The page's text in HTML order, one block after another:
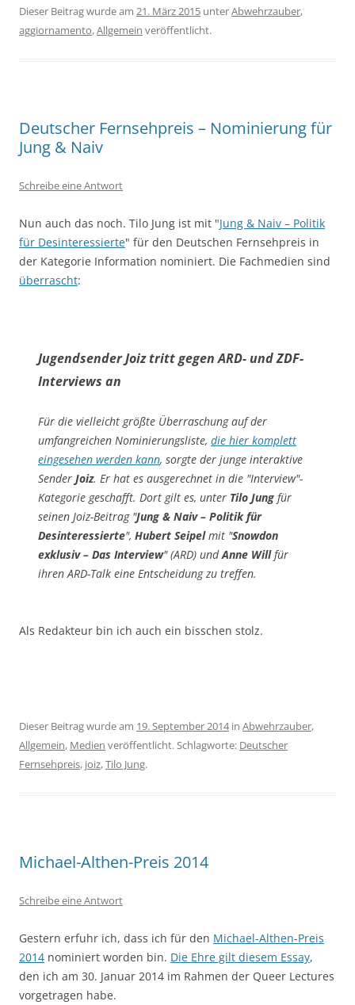
Dieser Beitrag wurde am 21. März 2015 unterAbwehrzauber,
aggiornamento,Allgemein veröffentlicht.
Deutscher Fernsehpreis – Nominierung für
Jung & Naiv
Schreibe eine Antwort
Nun auch das noch. Tilo Jung ist mit "Jung & Naiv – Politik
für Desinteressierte" für den Deutschen Fernsehpreis in
der Kategorie Information nominiert. Die Fachmedien sind
überrascht:
Jugendsender Joiz tritt gegen ARD- und ZDF-
Interviews an
Für die vielleicht größte Überraschung auf der
umfangreichen Nominierungsliste, die hier komplett
eingesehen werden kann, sorgte der junge interaktive
Sender Joiz. Er hat es ausgerechnet in die "Interview"-
Kategorie geschafft. Dort gilt es, unter Tilo Jung für
seinen Joiz-Beitrag "Jung & Naiv – Politik für
Desinteressierte", Hubert Seipelmit "Snowdon
exklusiv – Das Interview" (ARD) undAnne Willfür
ihren ARD-Talk eine Entscheidung zu treffen.
Als Redakteur bin ich auch ein bisschen stolz.
Dieser Beitrag wurde am 19. September 2014in Abwehrzauber,
Allgemein, Medien veröffentlicht. Schlagworte: Deutscher
Fernsehpreis, joiz,Tilo Jung.
Michael-Althen-Preis 2014
Schreibe eine Antwort
Gestern erfuhr ich, dass ich für den Michael-Althen-Preis
2014 nominiert worden bin. Die Ehre gilt diesem Essay,
den ich am 30. Januar 2014 im Rahmen der Queer Lectures
vorgetragen habe.